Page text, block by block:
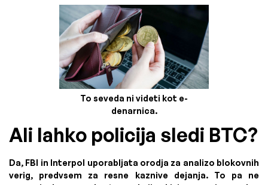
To seveda ni videti kot e-
denarnica.
Ali lahko policija sledi BTC?
Da, FBI in Interpol uporabljata orodja za analizo blokovnih
verig, predvsem za resne kaznive dejanja. To pa ne